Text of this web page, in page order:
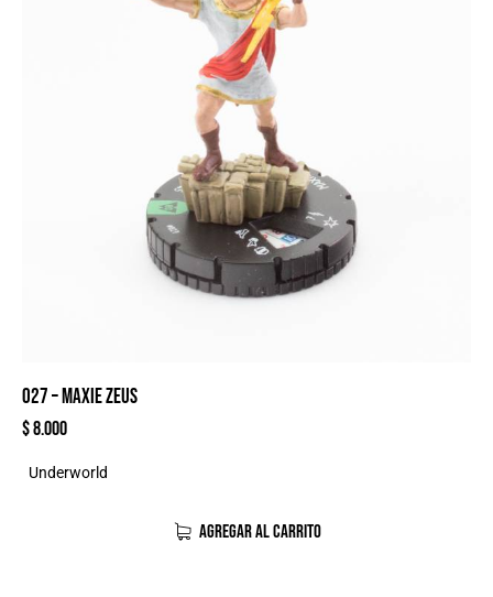
027 – MAXIE ZEUS
$8.000
Underworld
AGREGAR AL CARRITO